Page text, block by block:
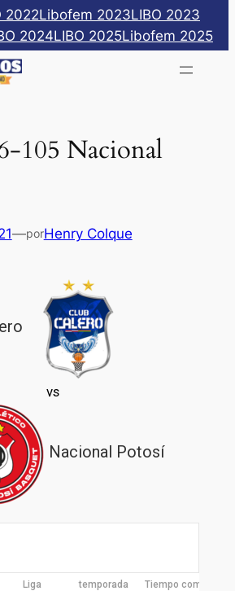
2022Libofem 2023LIBO 2023
2024LIBO 2025Libofem 2025
105 Nacional
—porHenry Colque
vs
Nacional Potosí
Liga temporada Tiempo completo